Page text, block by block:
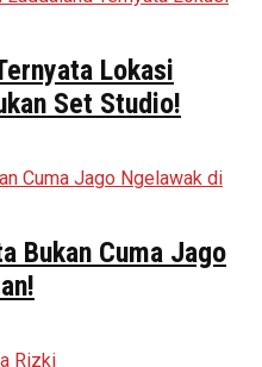
Lokasi
Set Studio!
Bukan Cuma Jago